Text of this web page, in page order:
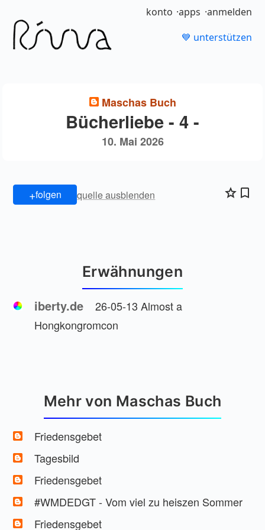
konto apps anmelden
💙 unterstützen
Maschas Buch
Bücherliebe - 4 -
10. Mai 2026
+folgen quelle ausblenden
Erwähnungen
iberty.de
26-05-13 Almost a
Hongkongromcon
Mehr von Maschas Buch
Friedensgebet
Tagesbild
Friedensgebet
#WMDEDGT - Vom viel zu heiszen Sommer
Friedensgebet